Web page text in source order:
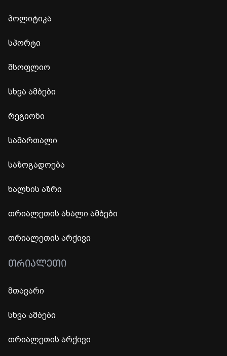
პოლიტიკა
სპორტი
მსოფლიო
სხვა ამბები
რეგიონი
სამართალი
საზოგადოება
ხალხის აზრი
თრიალეთის ახალი ამბები
თრიალეთის არქივი
ᲗᲠᲘᲐᲚᲔᲗᲘ
მთავარი
სხვა ამბები
თრიალეთის არქივი